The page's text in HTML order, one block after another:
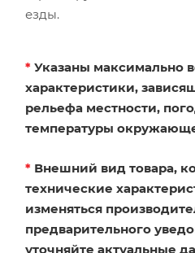
езды.
* Указаны максимально
характеристики,
рельефа местности,
температуры
* Внешний вид товара,
технические
изменяться
предварительного
уточняйте актуальные